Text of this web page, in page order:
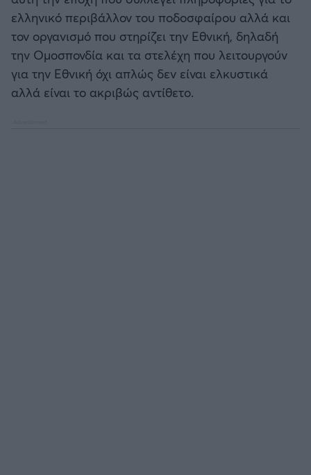
ελληνικό περιβάλλον του ποδοσφαίρου αλλά και
τον οργανισμό που στηρίζει την Εθνική, δηλαδή
την Ομοσπονδία και τα στελέχη που λειτουργούν
για την Εθνική όχι απλώς δεν είναι ελκυστικά
αλλά είναι το ακριβώς αντίθετο.